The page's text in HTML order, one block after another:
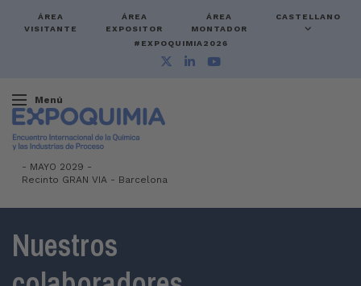
ÁREA
VISITANTE
ÁREA
EXPOSITOR
ÁREA
MONTADOR
CASTELLANO
#EXPOQUIMIA2026
Menú
- MAYO 2029 -
Recinto GRAN VIA - Barcelona
Nuestros